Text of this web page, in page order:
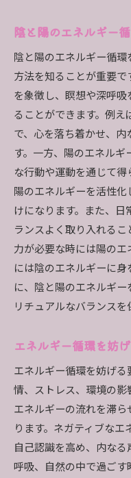
陰と陽のエネルギー
陰と陽のエネルギー循
方法を知ることが重要
を象徴し、瞑想や深呼
ることができます。例え
で、心を落ち着かせ、
す。一方、陽のエネル
な行動や運動を通じて得
陽のエネルギーを活性
けになります。また、
ランスよく取り入れる
力が必要な時には陽の
には陰のエネルギーに
に、陰と陽のエネルギ
リチュアルなバランスを
エネルギー循環を妨
エネルギー循環を妨げ
情、ストレス、環境の影
エネルギーの流れを滞
ります。ネガティブな
自己認識を高め、内な
呼吸、自然の中で過ごす